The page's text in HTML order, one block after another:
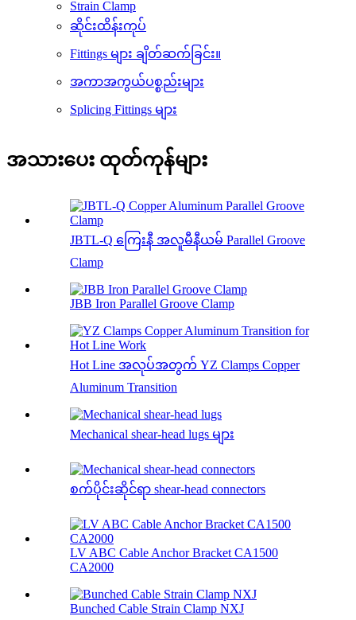
Strain Clamp
ဆိုင်းထိန်းကုပ်
Fittings များ ချိတ်ဆက်ခြင်း။
အကာအကွယ်ပစ္စည်းများ
Splicing Fittings များ
အသားပေး ထုတ်ကုန်များ
JBTL-Q ကြေးနီ အလူမီနီယမ် Parallel Groove
Clamp
JBB Iron Parallel Groove Clamp
Hot Line အလုပ်အတွက် YZ Clamps Copper
Aluminum Transition
Mechanical shear-head lugs များ
စက်ပိုင်းဆိုင်ရာ shear-head connectors
LV ABC Cable Anchor Bracket CA1500
CA2000
Bunched Cable Strain Clamp NXJ